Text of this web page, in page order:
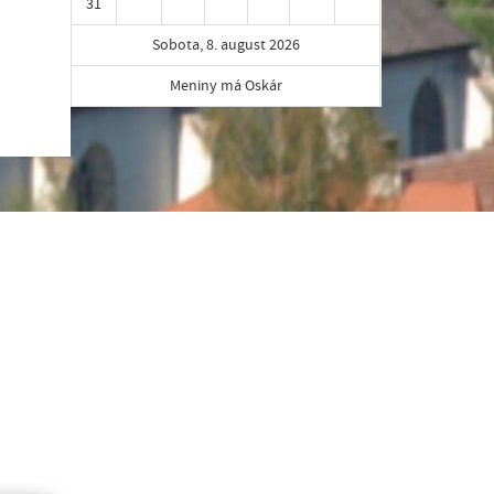
Sobota, 8. august 2026
Meniny má Oskár